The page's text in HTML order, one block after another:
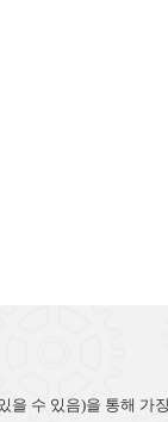
을 수 있음)을 통해 가